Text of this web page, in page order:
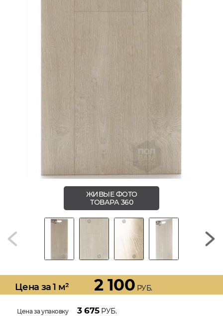
ЖИВЫЕ ФОТО
ТОВАРА 360
Цена за 1 м² 2 100 РУБ.
Цена за упаковку 3 675РУБ.